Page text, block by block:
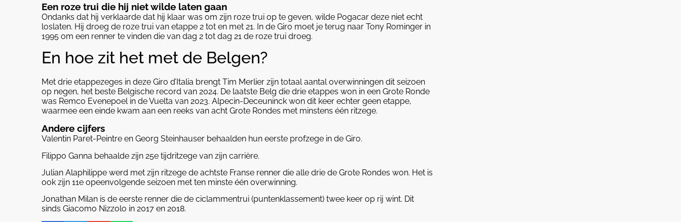
Een roze trui die hij niet wilde laten gaan
Ondanks dat hij verklaarde dat hij klaar was om zijn roze trui op te geven, wilde Pogacar deze niet echt
loslaten. Hij droeg de roze trui van etappe 2 tot en met 21. In de Giro moet je terug naar Tony Rominger in
1995 om een renner te vinden die van dag 2 tot dag 21 de roze trui droeg.
En hoe zit het met de Belgen?
Met drie etappezeges in deze Giro d’Italia brengt Tim Merlier zijn totaal aantal overwinningen dit seizoen
op negen, het beste Belgische record van 2024. De laatste Belg die drie etappes won in een Grote Ronde
was Remco Evenepoel in de Vuelta van 2023. Alpecin-Deceuninck won dit keer echter geen etappe,
waarmee een einde kwam aan een reeks van acht Grote Rondes met minstens één ritzege.
Andere cijfers
Valentin Paret-Peintre en Georg Steinhauser behaalden hun eerste profzege in de Giro.
Filippo Ganna behaalde zijn 25e tijdritzege van zijn carrière.
Julian Alaphilippe werd met zijn ritzege de achtste Franse renner die alle drie de Grote Rondes won. Het is
ook zijn 11e opeenvolgende seizoen met ten minste één overwinning.
Jonathan Milan is de eerste renner die de ciclammentrui (puntenklassement) twee keer op rij wint. Dit
sinds Giacomo Nizzolo in 2017 en 2018.